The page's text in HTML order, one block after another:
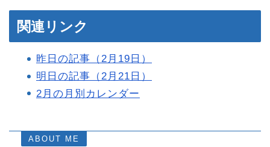
関連リンク
昨日の記事（2月19日）
明日の記事（2月21日）
2月の月別カレンダー
ABOUT ME